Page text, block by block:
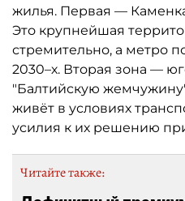
жилья. Первая —
Это крупнейшая
стремительно, а метро
2030–х. Вторая зона —
"Балтийскую
живёт в условиях
усилия к их решению
Читайте также: